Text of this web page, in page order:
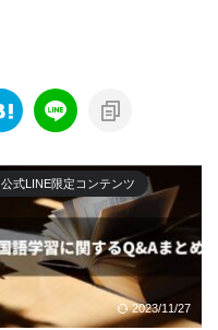
公式LINE限定コンテンツ
2023/11/27